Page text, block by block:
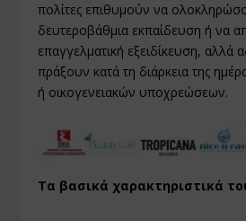
πολίτες επιθυμούν να
δευτεροβάθμια εκπαίδευση ή να
επαγγελματική εξειδίκευση, αλλά
πράξουν κατά τη διάρκεια της
ή οικογενειακών υποχρεώσεων.
Τα βασικά χαρακτηριστικά